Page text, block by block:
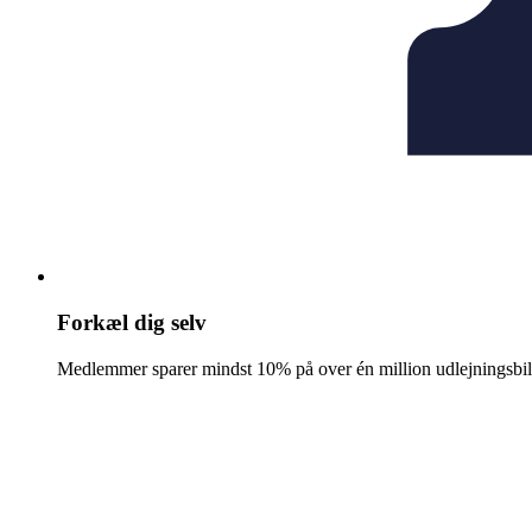
Forkæl dig selv
Medlemmer sparer mindst 10% på over én million